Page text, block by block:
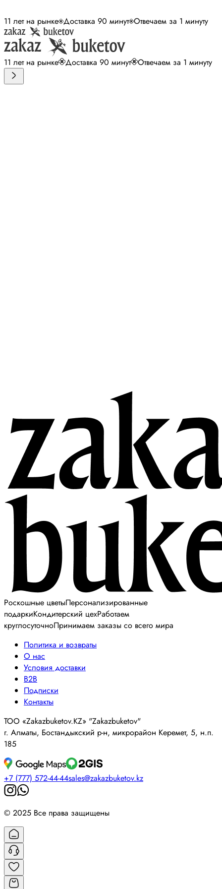
11 лет на рынке Доставка 90 минут Отвечаем за 1 минуту
11 лет на рынке Доставка 90 минут Отвечаем за 1 минуту
Роскошные цветыПерсонализированные
подаркиКондитерский цехРаботаем
круглосуточноПринимаем заказы со всего мира
Политика и возвраты
О нас
Условия доставки
B2B
Подписки
Контакты
ТОО «Zakazbuketov.KZ» "Zakazbuketov"
г. Алматы, Бостандыкский р-н, микрорайон Керемет, 5, н.п.
185
+7 (777) 572-44-44sales@zakazbuketov.kz
© 2025 Все права защищены